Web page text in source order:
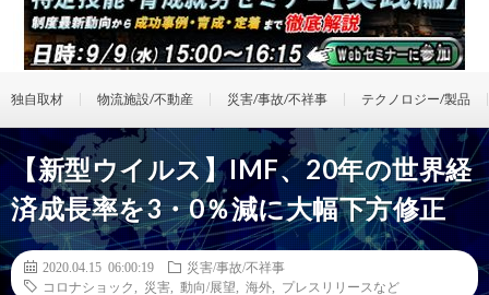
独自取材 物流施設/不動産 災害/事故/不祥事 テクノロジー/製品
【新型ウイルス】IMF、20年の世界経
済成長率を3・0％減に大幅下方修正
2020.04.15 06:00:19
災害/事故/不祥事
コロナショック
災害 動向/展望 海外 プレスリリースなど